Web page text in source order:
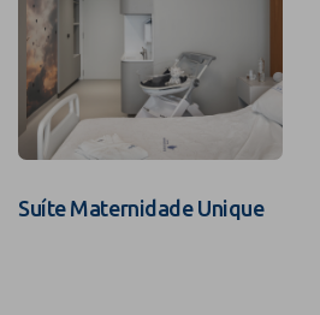
Suíte Maternidade Unique